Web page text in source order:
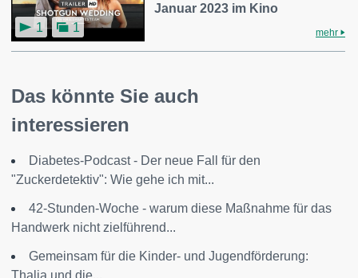
1 1
Januar 2023 im Kino
mehr
Das könnte Sie auch
interessieren
Diabetes-Podcast - Der neue Fall für den
"Zuckerdetektiv": Wie gehe ich mit...
42-Stunden-Woche - warum diese Maßnahme für das
Handwerk nicht zielführend...
Gemeinsam für die Kinder- und Jugendförderung: